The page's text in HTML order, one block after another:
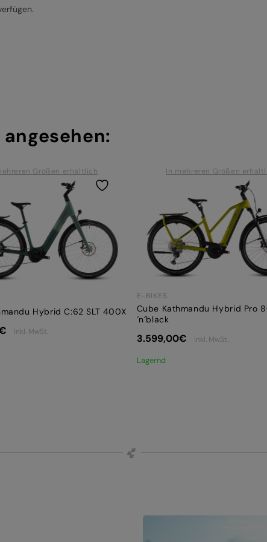
Größen erhältlich
Hybrid C:62 SLT 400X
inkl. MwSt.
In mehreren Größen
E-BIKES
Cube Kathmandu Hybrid Pro
´n´black
3.599,00€ inkl. MwSt.
Lagernd